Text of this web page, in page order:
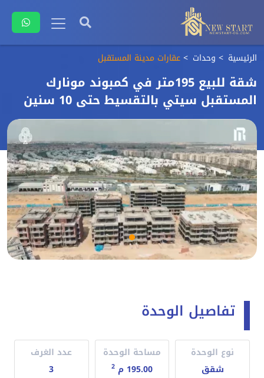
الرئيسية وحدات عقارات مدينة المستقبل
شقة للبيع 195متر في كمبوند مونارك
المستقبل سيتي بالتقسيط حتى 10 سنين
تفاصيل الوحدة
نوع الوحدة
شقق
مساحة الوحدة
195.00 م
2
عدد الغرف
3